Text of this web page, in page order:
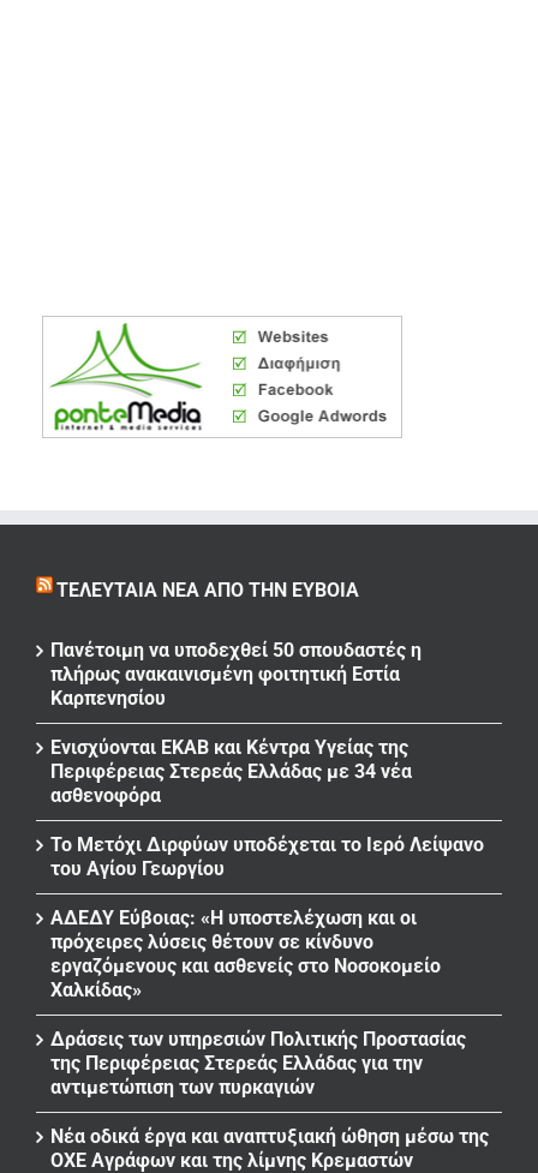
ΤΕΛΕΥΤΑΊΑ ΝΈΑ ΑΠΌ ΤΗΝ ΕΎΒΟΙΑ
Πανέτοιμη να υποδεχθεί 50 σπουδαστές η
πλήρως ανακαινισμένη φοιτητική Εστία
Καρπενησίου
Ενισχύονται ΕΚΑΒ και Κέντρα Υγείας της
Περιφέρειας Στερεάς Ελλάδας με 34 νέα
ασθενοφόρα
Το Μετόχι Διρφύων υποδέχεται το Ιερό Λείψανο
του Αγίου Γεωργίου
ΑΔΕΔΥ Εύβοιας: «Η υποστελέχωση και οι
πρόχειρες λύσεις θέτουν σε κίνδυνο
εργαζόμενους και ασθενείς στο Νοσοκομείο
Χαλκίδας»
Δράσεις των υπηρεσιών Πολιτικής Προστασίας
της Περιφέρειας Στερεάς Ελλάδας για την
αντιμετώπιση των πυρκαγιών
Νέα οδικά έργα και αναπτυξιακή ώθηση μέσω της
ΟΧΕ Αγράφων και της λίμνης Κρεμαστών